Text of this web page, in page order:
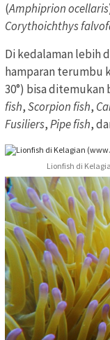
(Amphiprion ocellaris
Corythoichthys
Di kedalaman lebih
hamparan terumbu
30°) bisa ditemukan
fish,Scorpion fish,
Fusiliers,Pipe fish,
Lionfish di